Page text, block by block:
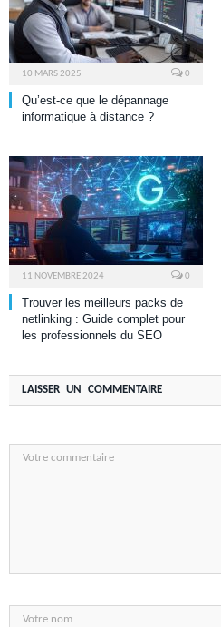
10 MARS 2025 0
Qu’est-ce que le dépannage
informatique à distance ?
11 NOVEMBRE 2024 0
Trouver les meilleurs packs de
netlinking : Guide complet pour
les professionnels du SEO
LAISSER UN COMMENTAIRE